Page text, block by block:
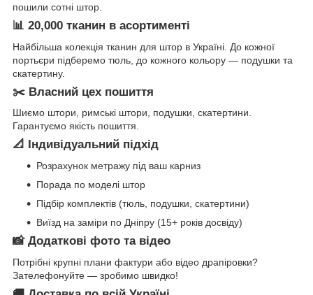
пошили сотні штор.
📊 20,000 тканин в асортименті
Найбільша колекція тканин для штор в Україні. До кожної
портьєри підберемо тюль, до кожного кольору — подушки та
скатертину.
✂️ Власний цех пошиття
Шиємо штори, римські штори, подушки, скатертини.
Гарантуємо якість пошиття.
📐 Індивідуальний підхід
Розрахунок метражу під ваш карниз
Порада по моделі штор
Підбір комплектів (тюль, подушки, скатертини)
Виїзд на заміри по Дніпру (15+ років досвіду)
📸 Додаткові фото та відео
Потрібні крупні плани фактури або відео драпіровки?
Зателефонуйте — зробимо швидко!